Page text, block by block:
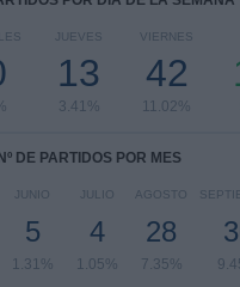
JUEVES
13
3.41%
VIERNES
42
11.02%
Nº DE PARTIDOS POR MES
JUNIO
5
1.31%
JULIO
4
1.05%
AGOSTO
28
7.35%